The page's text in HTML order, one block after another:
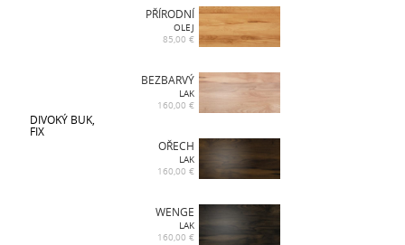
DIVOKÝ BUK,
FIX
PŘÍRODNÍ
OLEJ
85,00 €
BEZBARVÝ
LAK
160,00 €
OŘECH
LAK
160,00 €
WENGE
LAK
160,00 €